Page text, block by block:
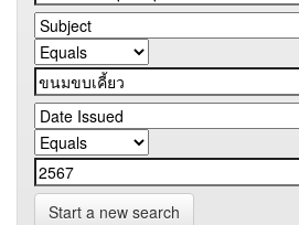
Start a new search